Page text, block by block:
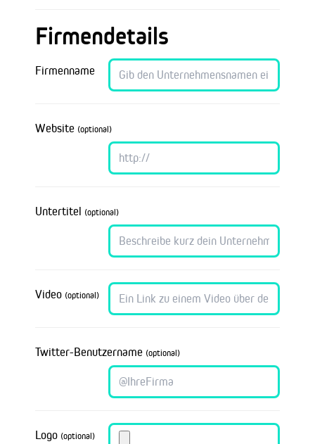
Firmendetails
Firmenname
Website (optional)
Untertitel (optional)
Video (optional)
Twitter-Benutzername (optional)
Logo (optional)